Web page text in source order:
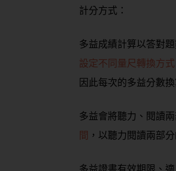
計分方式：
多益成績計算以答對
設定不同量尺轉換方式
因此每次的多益分數
多益會將聽力、閱讀
間 ，以聽力閱讀兩部